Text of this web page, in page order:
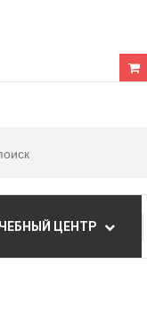
ЦЕНТР